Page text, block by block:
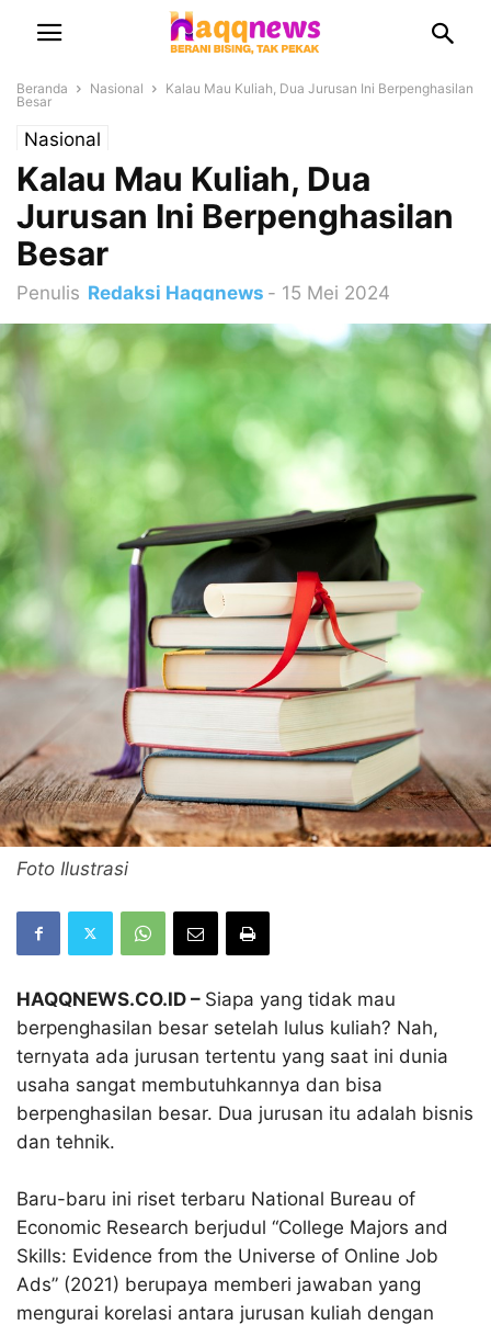
Beranda Nasional
Kalau Mau Kuliah, Dua Jurusan Ini Berpenghasilan
Besar
Nasional
Kalau Mau Kuliah, Dua
Jurusan Ini Berpenghasilan
Besar
Penulis Redaksi Haqqnews - 15 Mei 2024
Foto Ilustrasi
HAQQNEWS.CO.ID – Siapa yang tidak mau
berpenghasilan besar setelah lulus kuliah? Nah,
ternyata ada jurusan tertentu yang saat ini dunia
usaha sangat membutuhkannya dan bisa
berpenghasilan besar. Dua jurusan itu adalah bisnis
dan tehnik.
Baru-baru ini riset terbaru National Bureau of
Economic Research berjudul “College Majors and
Skills: Evidence from the Universe of Online Job
Ads” (2021) berupaya memberi jawaban yang
mengurai korelasi antara jurusan kuliah dengan